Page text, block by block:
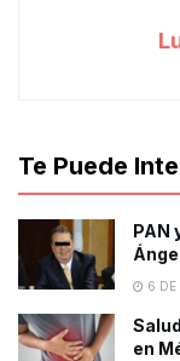
Te Puede
PAN
6 DE
en